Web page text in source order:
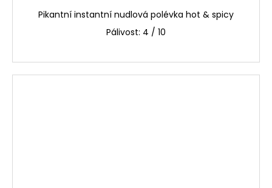
Pikantní instantní nudlová polévka hot & spicy
Pálivost: 4 / 10